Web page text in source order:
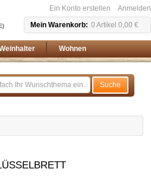
Anmelden
Ein Konto erstellen
Mein Warenkorb
0 Artikel 0,00 €
Wohnen
Suche